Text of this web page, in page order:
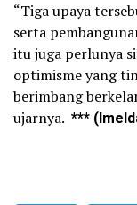
“Tiga upaya
serta
itu juga perlunya
optimisme yang
berimbang
ujarnya. ***